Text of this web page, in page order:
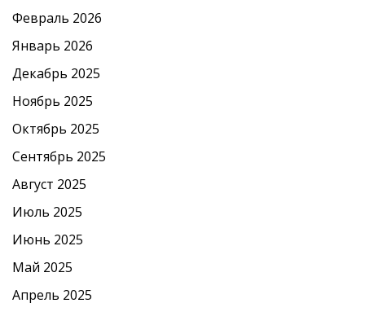
Февраль 2026
Январь 2026
Декабрь 2025
Ноябрь 2025
Октябрь 2025
Сентябрь 2025
Август 2025
Июль 2025
Июнь 2025
Май 2025
Апрель 2025